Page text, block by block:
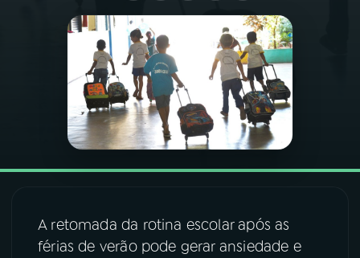
PROGRAMAS
PODCASTS
VIDEOCASTS
ÚLTIMAS
A retomada da rotina escolar após as
férias de verão pode gerar ansiedade e